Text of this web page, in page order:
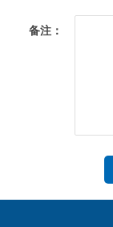
备注：